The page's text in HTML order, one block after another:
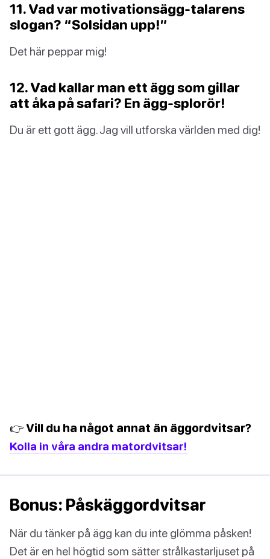
11. Vad var motivationsägg-talarens
slogan? “Solsidan upp!”
Det här peppar mig!
12. Vad kallar man ett ägg som gillar
att åka på safari? En ägg-splorör!
Du är ett gott ägg. Jag vill utforska världen med dig!
👉 Vill du ha något annat än äggordvitsar?
Kolla in våra andra matordvitsar!
Bonus: Påskäggordvitsar
När du tänker på ägg kan du inte glömma påsken!
Det är en hel högtid som sätter strålkastarljuset på